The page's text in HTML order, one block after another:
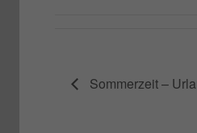
Sommerzeit –